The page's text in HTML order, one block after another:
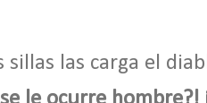
las carga el